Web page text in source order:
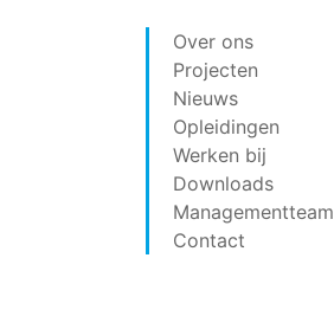
Over ons
Projecten
Nieuws
Opleidingen
Werken bij
Downloads
Managementteam
Contact